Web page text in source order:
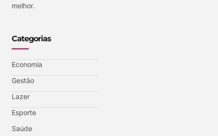
melhor.
Categorias
Economia
Gestão
Lazer
Esporte
Saúde